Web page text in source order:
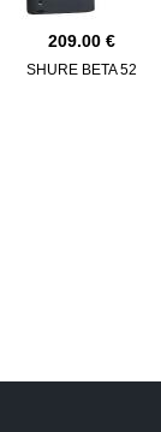
209.00
SHURE BETA 52